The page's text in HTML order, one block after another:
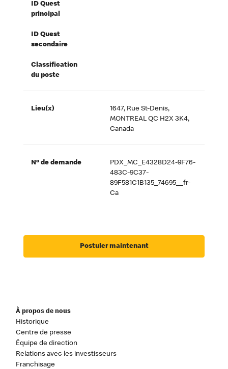
ID Quest
principal
ID Quest
secondaire
Classification
du poste
Lieu(x)
1647, Rue St-Denis,
MONTREAL QC H2X 3K4,
Canada
Nº de demande
PDX_MC_E4328D24-9F76-
483C-9C37-
89F581C1B135_74695__fr-
Ca
Postuler maintenant
À propos de nous
Historique
Centre de presse
Équipe de direction
Relations avec les investisseurs
Franchisage